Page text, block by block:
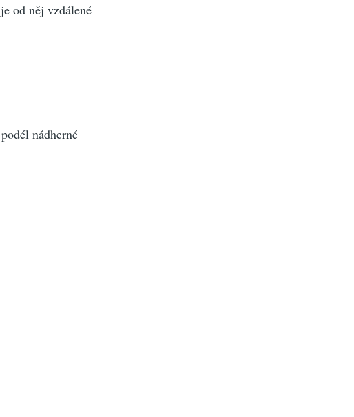
je od něj vzdálené
nádherné